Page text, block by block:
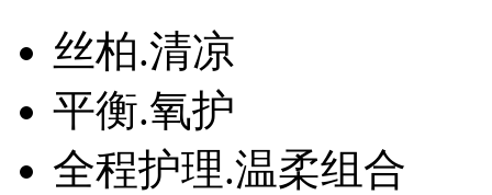
丝柏.清凉
平衡.氧护
全程护理.温柔组合